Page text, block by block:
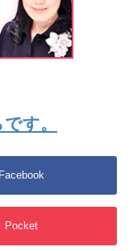
す。
Facebook
Pocket